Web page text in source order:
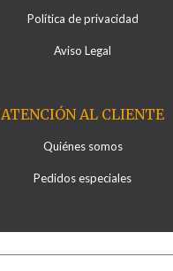
Política de privacidad
Aviso Legal
ATENCIÓN AL CLIENTE
Quiénes somos
Pedidos especiales